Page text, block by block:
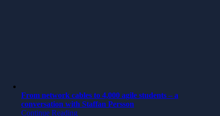
From network cables to 4,000 agile students – a
conversation with Staffan Persson
Continue Reading